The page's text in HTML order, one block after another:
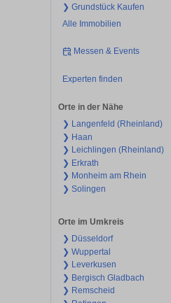
❯ Grundstück Kaufen
Alle Immobilien
Messen & Events
Experten finden
Orte in der Nähe
❯ Langenfeld (Rheinland)
❯ Haan
❯ Leichlingen (Rheinland)
❯ Erkrath
❯ Monheim am Rhein
❯ Solingen
Orte im Umkreis
❯ Düsseldorf
❯ Wuppertal
❯ Leverkusen
❯ Bergisch Gladbach
❯ Remscheid